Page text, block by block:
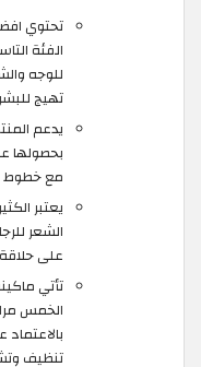
تحتوي
الفئة
للوجه
تهيج
يدعم
بحصولها
مع خطوط اللحية 160
يعتبر
الشعر
على
تأتي
الخمس
تنظيف